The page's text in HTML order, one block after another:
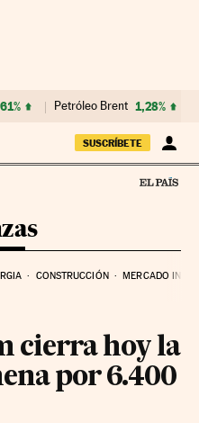
Petróleo Brent 1,28%
SUSCRÍBETE
CONSTRUCCIÓN MERCADO
cierra hoy la
por 6.400